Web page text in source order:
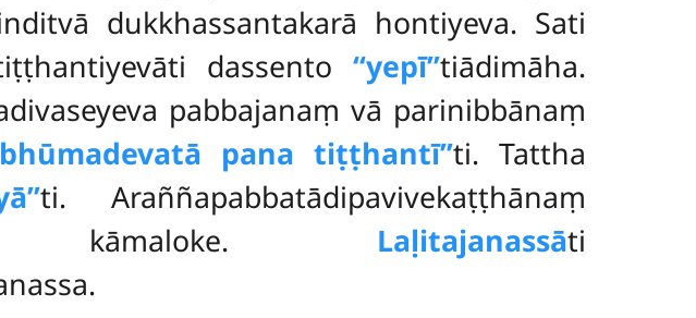
dukkhassantakarā hontiyeva. Sati
dassento‘‘yepī’’tiādimāha.
pabbajanaṃ vā parinibbānaṃ
pana tiṭṭhantī’’ti. Tattha
ti. Araññapabbatādipavivekaṭṭhānaṃ
Laḷitajanassāti